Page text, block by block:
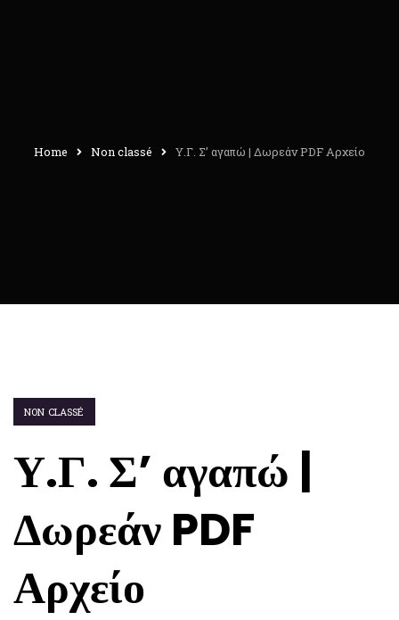
Home Non classé Υ.Γ. Σ’ αγαπώ | Δωρεάν PDF Αρχείο
NON CLASSÉ
Υ.Γ. Σ’ αγαπώ |
Δωρεάν PDF
Αρχείο